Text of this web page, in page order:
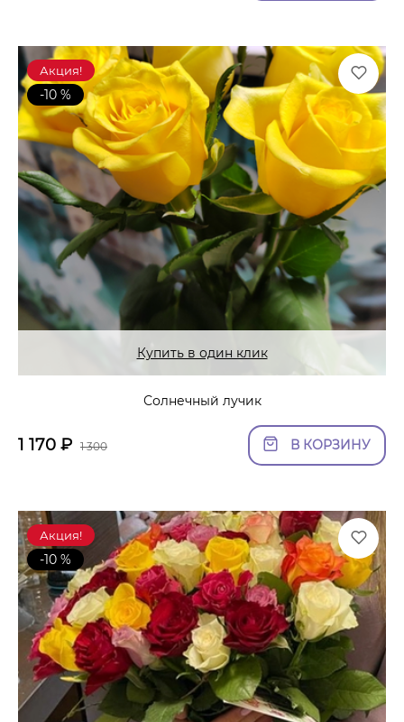
Акция!
-10 %
Купить в один клик
Солнечный лучик
1 170 ₽ 1 300 В КОРЗИНУ
Акция!
-10 %